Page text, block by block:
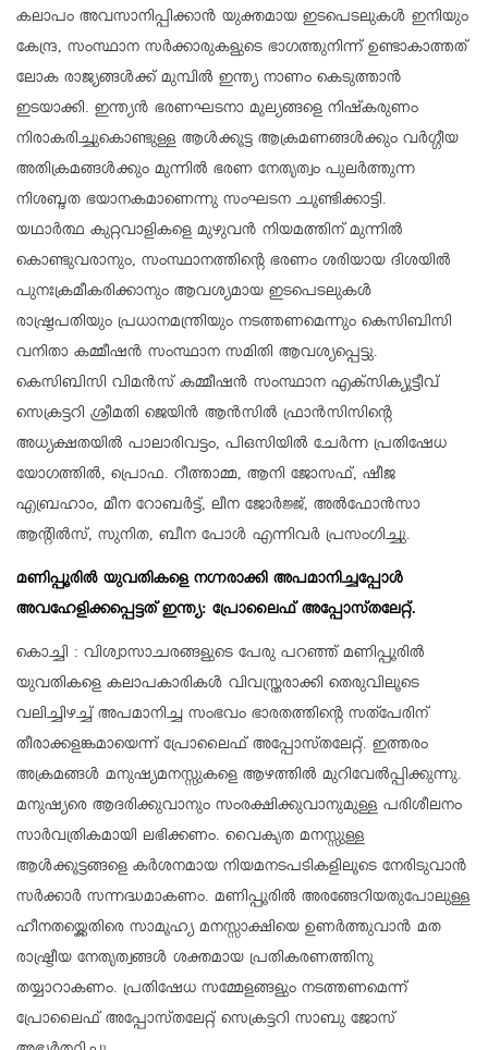
കലാപം അവസാനിപ്പിക്കാന്‍ യുക്തമായ ഇടപെടലുകള്‍ ഇനിയും
കേന്ദ്ര, സംസ്ഥാന സര്‍ക്കാരുകളുടെ ഭാഗത്തുനിന്ന് ഉണ്ടാകാത്തത്
ലോക രാജ്യങ്ങള്‍ക്ക് മുമ്പില്‍ ഇന്ത്യ നാണം കെടുത്താന്‍
ഇടയാക്കി. ഇന്ത്യന്‍ ഭരണഘടനാ മൂല്യങ്ങളെ നിഷ്‌കരുണം
നിരാകരിച്ചുകൊണ്ടുള്ള ആള്‍ക്കൂട്ട ആക്രമണങ്ങള്‍ക്കും വര്‍ഗ്ഗീയ
അതിക്രമങ്ങള്‍ക്കും മുന്നില്‍ ഭരണ നേതൃത്വം പുലര്‍ത്തുന്ന
നിശബ്ദത ഭയാനകമാണെന്നു സംഘടന ചൂണ്ടിക്കാട്ടി.
യഥാര്‍ത്ഥ കുറ്റവാളികളെ മുഴുവന്‍ നിയമത്തിന് മുന്നില്‍
കൊണ്ടുവരാനും, സംസ്ഥാനത്തിന്റെ ഭരണം ശരിയായ ദിശയില്‍
പുനഃക്രമീകരിക്കാനും ആവശ്യമായ ഇടപെടലുകള്‍
രാഷ്ട്രപതിയും പ്രധാനമന്ത്രിയും നടത്തണമെന്നും കെസിബിസി
വനിതാ കമ്മീഷന്‍ സംസ്ഥാന സമിതി ആവശ്യപ്പെട്ടു.
കെസിബിസി വിമന്‍സ് കമ്മീഷന്‍ സംസ്ഥാന എക്‌സിക്യൂട്ടീവ്
സെക്രട്ടറി ശ്രീമതി ജെയിന്‍ ആന്‍സില്‍ ഫ്രാന്‍സിസിന്റെ
അധ്യക്ഷതയില്‍ പാലാരിവട്ടം, പിഒസിയില്‍ ചേര്‍ന്ന പ്രതിഷേധ
യോഗത്തില്‍, പ്രൊഫ. റീത്താമ്മ, ആനി ജോസഫ്, ഷീജ
എബ്രഹാം, മീന റോബര്‍ട്ട്, ലീന ജോര്‍ജ്ജ്, അല്‍ഫോന്‍സാ
ആന്റില്‍സ്, സുനിത, ബീന പോള്‍ എന്നിവര്‍ പ്രസംഗിച്ചു.
മണിപ്പൂരിൽ യുവതികളെ നഗ്നരാക്കി അപമാനിച്ചപ്പോൾ
അവഹേളിക്കപ്പെട്ടത് ഇന്ത്യ: പ്രോലൈഫ് അപ്പോസ്‌തലേറ്റ്.
കൊച്ചി : വിശ്വാസാചരങ്ങളുടെ പേരു പറഞ്ഞ് മണിപ്പൂരിൽ
യുവതികളെ കലാപകാരികൾ വിവസ്ത്രരാക്കി തെരുവിലൂടെ
വലിച്ചിഴച്ച് അപമാനിച്ച സംഭവം ഭാരതത്തിന്റെ സത്പേരിന്
തീരാക്കളങ്കമായെന്ന് പ്രോലൈഫ് അപ്പോസ്‌തലേറ്റ്. ഇത്തരം
അക്രമങ്ങൾ മനുഷ്യമനസ്സുകളെ ആഴത്തിൽ മുറിവേൽപ്പിക്കുന്നു.
മനുഷ്യരെ ആദരിക്കുവാനും സംരക്ഷിക്കുവാനുമുള്ള പരിശീലനം
സാർവത്രികമായി ലഭിക്കണം. വൈകൃത മനസ്സുള്ള
ആൾക്കൂട്ടങ്ങളെ കർശനമായ നിയമനടപടികളിലൂടെ നേരിടുവാൻ
സർക്കാർ സന്നദ്ധമാകണം. മണിപ്പൂരിൽ അരങ്ങേറിയതുപോലുള്ള
ഹീനതയ്ക്കെതിരെ സാമൂഹ്യ മനസ്സാക്ഷിയെ ഉണർത്തുവാൻ മത
രാഷ്ട്രീയ നേതൃത്വങ്ങൾ ശക്തമായ പ്രതികരണത്തിനു
തയ്യാറാകണം. പ്രതിഷേധ സമ്മേളങ്ങളും നടത്തണമെന്ന്
പ്രോലൈഫ് അപ്പോസ്‌തലേറ്റ് സെക്രട്ടറി സാബു ജോസ്